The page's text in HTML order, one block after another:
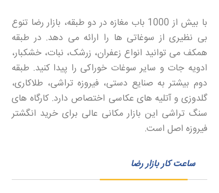
با بیش از 1000 باب مغازه در دو طبقه، بازار رضا تنوع
بی نظیری از سوغاتی ها را ارائه می دهد. در طبقه
همکف می توانید انواع زعفران، زرشک، نبات، خشکبار،
ادویه جات و سایر سوغات خوراکی را پیدا کنید. طبقه
دوم بیشتر به صنایع دستی، فیروزه تراشی، طلاکاری،
گلدوزی و آتلیه های عکاسی اختصاص دارد. کارگاه های
سنگ تراشی این بازار مکانی عالی برای خرید انگشتر
فیروزه اصل است.
ساعت کار بازار رضا